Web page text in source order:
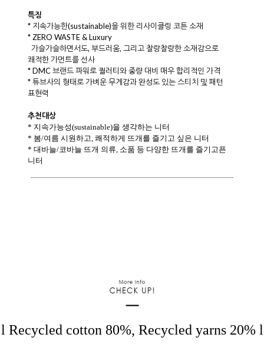
특징
* 지속가능한(sustainable)을 위한 리사이클링 코튼 소재
* ZERO WASTE & Luxury
가슬가슬하면서도, 부드러움, 그리고 찰랑찰랑한 소재감으로
쾌적한 가먼트를 선사
* DMC 브랜드 파워로 퀄러티와 중량 대비 매우 합리적인 가격
* 튜브사의 형태로 가벼운 무게감과 완성도 있는 스티치 및 패턴
표현력
추천대상
* 지속가능성(sustainable)을 생각하는 니터
* 봄/여름 시원하고, 쾌적하게 뜨개를 즐기고 싶은 니터
* 대바늘/코바늘 뜨개 의류, 소품 등 다양한 뜨개를 즐기고픈
니터
l Recycled cotton 80%, Recycled yarns 20% l